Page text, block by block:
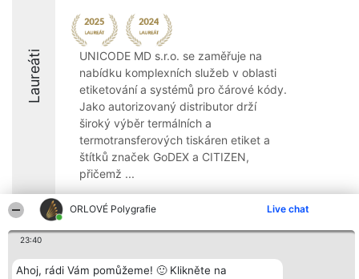
ORLOVÉ Polygrafie Live chat
23:40
Ahoj, rádi Vám pomůžeme! 🙂 Klikněte na
Laureáti
UNICODE MD s.r.o. se zaměřuje na
nabídku komplexních služeb v oblasti
etiketování a systémů pro čárové kódy.
Jako autorizovaný distributor drží
široký výběr termálních a
termotransferových tiskáren etiket a
štítků značek GoDEX a CITIZEN,
přičemž ...
8.3
Organizátor hlasování
Bright Side Solutions sp. z o.
Plebiscyt
Vítězové
Kontakt